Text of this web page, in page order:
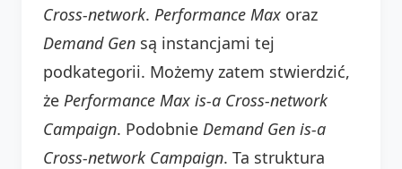
Cross-network. Performance Max oraz
Demand Gen są instancjami tej
podkategorii. Możemy zatem stwierdzić,
że Performance Max is-a Cross-network
Campaign. Podobnie Demand Gen is-a
Cross-network Campaign. Ta struktura